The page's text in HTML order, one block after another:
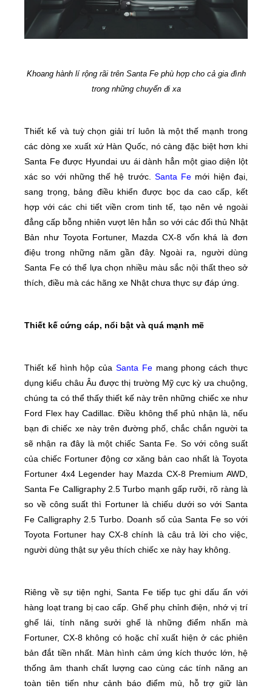
Khoang hành lí rộng rãi trên Santa Fe phù hợp cho cả gia đình
trong những chuyến đi xa
Thiết kế và tuỳ chọn giải trí luôn là một thế mạnh trong
các dòng xe xuất xứ Hàn Quốc, nó càng đặc biệt hơn khi
Santa Fe được Hyundai ưu ái dành hẳn một giao diện lột
xác so với những thế hệ trước. Santa Fe mới hiện đại,
sang trọng, bảng điều khiển được bọc da cao cấp, kết
hợp với các chi tiết viền crom tinh tế, tạo nên vẻ ngoài
đẳng cấp bỗng nhiên vượt lên hẳn so với các đối thủ Nhật
Bản như Toyota Fortuner, Mazda CX-8 vốn khá là đơn
điệu trong những năm gần đây. Ngoài ra, người dùng
Santa Fe có thể lựa chọn nhiều màu sắc nội thất theo sở
thích, điều mà các hãng xe Nhật chưa thực sự đáp ứng.
Thiết kế cứng cáp, nổi bật và quá mạnh mẽ
Thiết kế hình hộp của Santa Femang phong cách thực
dụng kiểu châu Âu được thị trường Mỹ cực kỳ ưa chuộng,
chúng ta có thể thấy thiết kế này trên những chiếc xe như
Ford Flex hay Cadillac. Điều không thể phủ nhận là, nếu
bạn đi chiếc xe này trên đường phố, chắc chắn người ta
sẽ nhận ra đây là một chiếc Santa Fe. So với công suất
của chiếc Fortuner động cơ xăng bản cao nhất là Toyota
Fortuner 4x4 Legender hay Mazda CX-8 Premium AWD,
Santa Fe Calligraphy 2.5 Turbo mạnh gấp rưỡi, rõ ràng là
so về công suất thì Fortuner là chiếu dưới so với Santa
Fe Calligraphy 2.5 Turbo. Doanh số của Santa Fe so với
Toyota Fortuner hay CX-8 chính là câu trả lời cho việc,
người dùng thật sự yêu thích chiếc xe này hay không.
Riêng về sự tiện nghi, Santa Fe tiếp tục ghi dấu ấn với
hàng loạt trang bị cao cấp. Ghế phụ chỉnh điện, nhớ vị trí
ghế lái, tính năng sưởi ghế là những điểm nhấn mà
Fortuner, CX-8 không có hoặc chỉ xuất hiện ở các phiên
bản đắt tiền nhất. Màn hình cảm ứng kích thước lớn, hệ
thống âm thanh chất lượng cao cùng các tính năng an
toàn tiên tiến như cảnh báo điểm mù, hỗ trợ giữ làn